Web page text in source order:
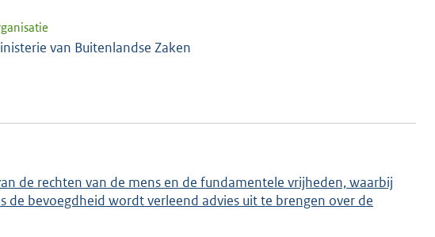
van Buitenlandse Zaken
de rechten van de mens en de fundamentele vrijheden, waarbij
de bevoegdheid wordt verleend advies uit te brengen over de